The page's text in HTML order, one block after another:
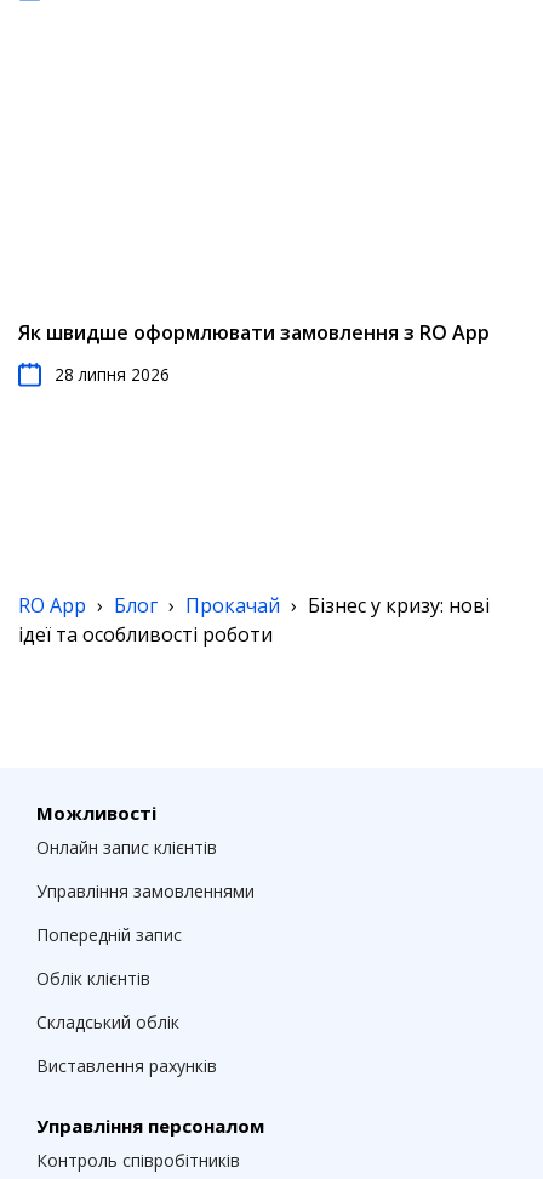
Як швидше оформлювати замовлення з RO App
28 липня 2026
RO App › Блог › Прокачай › Бізнес у кризу: нові
ідеї та особливості роботи
Можливості
Онлайн запис клієнтів
Управління замовленнями
Попередній запис
Облік клієнтів
Складський облік
Виставлення рахунків
Управління персоналом
Контроль співробітників